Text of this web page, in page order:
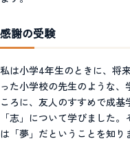
感謝の受験
私は小学4年生のときに、将
った小学校の先生のような
ころに、友人のすすめで成
「志」について学びました
は「夢」だということを知り